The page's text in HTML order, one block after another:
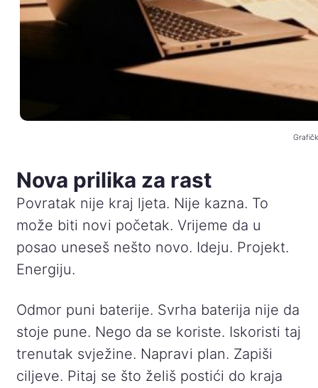
Nova prilika za rast
Povratak nije kraj ljeta. Nije kazna. To
može biti novi početak. Vrijeme da u
posao uneseš nešto novo. Ideju. Projekt.
Energiju.
Odmor puni baterije. Svrha baterija nije da
stoje pune. Nego da se koriste. Iskoristi taj
trenutak svježine. Napravi plan. Zapiši
ciljeve. Pitaj se što želiš postići do kraja